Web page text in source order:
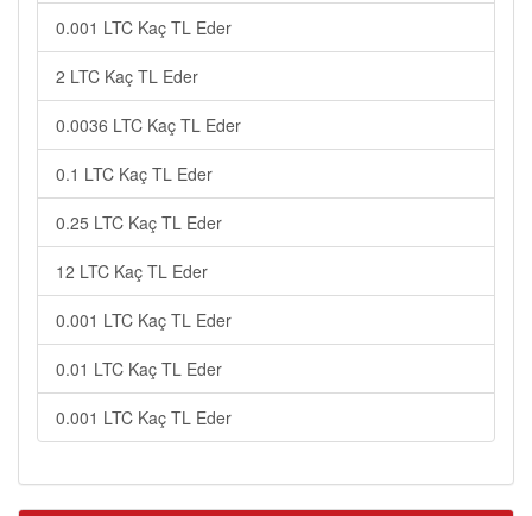
0.001 LTC Kaç TL Eder
2 LTC Kaç TL Eder
0.0036 LTC Kaç TL Eder
0.1 LTC Kaç TL Eder
0.25 LTC Kaç TL Eder
12 LTC Kaç TL Eder
0.001 LTC Kaç TL Eder
0.01 LTC Kaç TL Eder
0.001 LTC Kaç TL Eder